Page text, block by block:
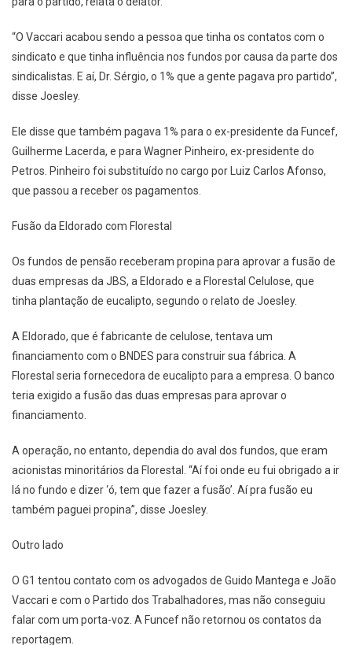
“O Vaccari acabou sendo a pessoa que tinha os contatos com o
sindicato e que tinha influência nos fundos por causa da parte dos
sindicalistas. E aí, Dr. Sérgio, o 1% que a gente pagava pro partido”,
disse Joesley.
Ele disse que também pagava 1% para o ex-presidente da Funcef,
Guilherme Lacerda, e para Wagner Pinheiro, ex-presidente do
Petros. Pinheiro foi substituído no cargo por Luiz Carlos Afonso,
que passou a receber os pagamentos.
Fusão da Eldorado com Florestal
Os fundos de pensão receberam propina para aprovar a fusão de
duas empresas da JBS, a Eldorado e a Florestal Celulose, que
tinha plantação de eucalipto, segundo o relato de Joesley.
A Eldorado, que é fabricante de celulose, tentava um
financiamento com o BNDES para construir sua fábrica. A
Florestal seria fornecedora de eucalipto para a empresa. O banco
teria exigido a fusão das duas empresas para aprovar o
financiamento.
A operação, no entanto, dependia do aval dos fundos, que eram
acionistas minoritários da Florestal. “Aí foi onde eu fui obrigado a ir
lá no fundo e dizer ‘ó, tem que fazer a fusão’. Aí pra fusão eu
também paguei propina”, disse Joesley.
Outro lado
O G1 tentou contato com os advogados de Guido Mantega e João
Vaccari e com o Partido dos Trabalhadores, mas não conseguiu
falar com um porta-voz. A Funcef não retornou os contatos da
reportagem.